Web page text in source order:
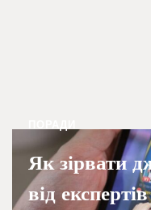
Як зірвати
від експертів